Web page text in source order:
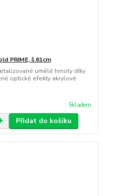
PRIME, š.61cm
umělé hmoty díky
optické efekty akrylové
Skladem
Přidat do košíku